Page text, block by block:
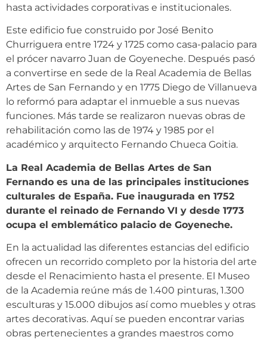
hasta actividades corporativas e institucionales.
Este edificio fue construido por José Benito
Churriguera entre 1724 y 1725 como casa-palacio para
el prócer navarro Juan de Goyeneche. Después pasó
a convertirse en sede de la Real Academia de Bellas
Artes de San Fernando y en 1775 Diego de Villanueva
lo reformó para adaptar el inmueble a sus nuevas
funciones. Más tarde se realizaron nuevas obras de
rehabilitación como las de 1974 y 1985 por el
académico y arquitecto Fernando Chueca Goitia.
La Real Academia de Bellas Artes de San
Fernando es una de las principales instituciones
culturales de España. Fue inaugurada en 1752
durante el reinado de Fernando VI y desde 1773
ocupa el emblemático palacio de Goyeneche.
En la actualidad las diferentes estancias del edificio
ofrecen un recorrido completo por la historia del arte
desde el Renacimiento hasta el presente. El Museo
de la Academia reúne más de 1.400 pinturas, 1.300
esculturas y 15.000 dibujos así como muebles y otras
artes decorativas. Aquí se pueden encontrar varias
obras pertenecientes a grandes maestros como